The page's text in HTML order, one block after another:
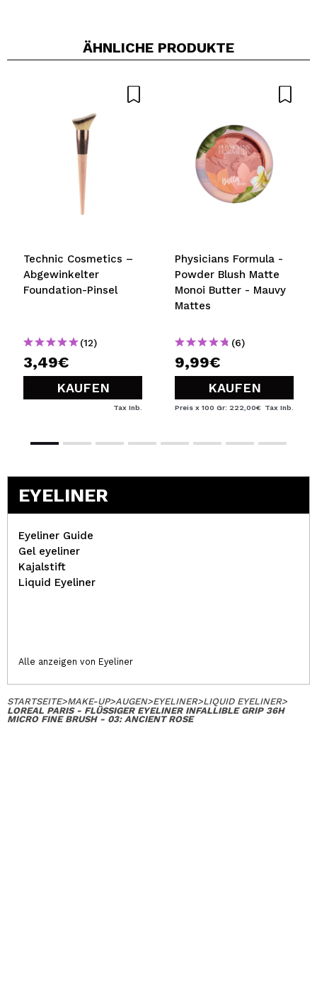
ÄHNLICHE PRODUKTE
Technic Cosmetics –
Abgewinkelter
Foundation-Pinsel
(12)
3,49€
KAUFEN
Tax Inb.
Physicians Formula -
Powder Blush Matte
Monoi Butter - Mauvy
Mattes
(6)
9,99€
KAUFEN
Preis x 100 Gr: 222,00€ Tax Inb.
EYELINER
Eyeliner Guide
Gel eyeliner
Kajalstift
Liquid Eyeliner
Alle anzeigen von Eyeliner
STARTSEITE>MAKE-UP>AUGEN>EYELINER>LIQUID EYELINER>
LOREAL PARIS - FLÜSSIGER EYELINER INFALLIBLE GRIP 36H
MICRO FINE BRUSH - 03: ANCIENT ROSE